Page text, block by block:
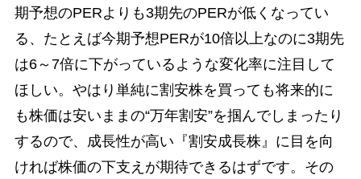
期予想のPERよりも3期先のPERが低くなってい
る、たとえば今期予想PERが10倍以上なのに3期先
は6～7倍に下がっているような変化率に注目して
ほしい。やはり単純に割安株を買っても将来的に
も株価は安いままの“万年割安”を掴んでしまったり
するので、成長性が高い『割安成長株』に目を向
ければ株価の下支えが期待できるはずです。その